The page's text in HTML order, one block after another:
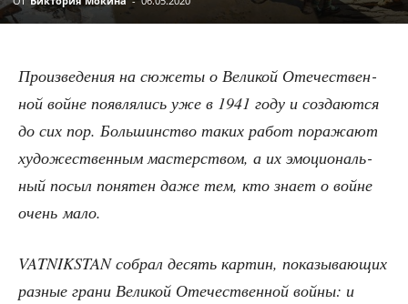
Про­из­ве­де­ния на сюже­ты о Вели­кой Оте­че­ствен­
ной войне появ­ля­лись уже в 1941 году и созда­ют­ся
до сих пор. Боль­шин­ство таких работ пора­жа­ют
худо­же­ствен­ным мастер­ством, а их эмо­ци­о­наль­
ный посыл поня­тен даже тем, кто зна­ет о войне
очень мало.
VATNIKSTAN собрал десять кар­тин, пока­зы­ва­ю­щих
раз­ные гра­ни Вели­кой Оте­че­ствен­ной вой­ны: и